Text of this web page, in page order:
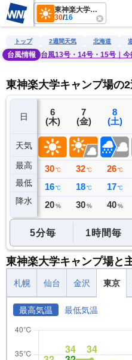
東神楽大学キャンプ場
30/16
雨雲レーダー 台風情報 地震
トップ 2週間天気 北海道
台風情報
台風13号・14号・15号｜
東神楽大学キャンプ場の
日
天気
最高
最低
降水
5
(水)
31 ℃
14 ℃
0 ミリ
6
(木)
30 ℃
16 ℃
20 %
7
(金)
32 ℃
18 ℃
30 %
8
(土)
26 ℃
17 ℃
40 %
5分毎 1時間毎
東神楽大学キャンプ場と
札幌 仙台 金沢 東京
最高気温 最低気温